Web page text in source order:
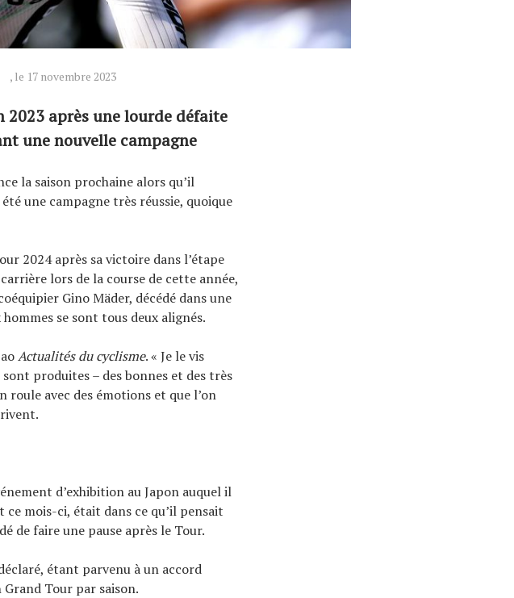
, le 17 novembre 2023
après une lourde défaite
une nouvelle campagne
la saison prochaine alors qu’il
une campagne très réussie, quoique
2024 après sa victoire dans l’étape
lors de la course de cette année,
Gino Mäder, décédé dans une
se sont tous deux alignés.
Actualités du cyclisme. « Je le vis
produites – des bonnes et des très
roule avec des émotions et que l’on
d’exhibition au Japon auquel il
mois-ci, était dans ce qu’il pensait
de faire une pause après le Tour.
étant parvenu à un accord
Tour par saison.